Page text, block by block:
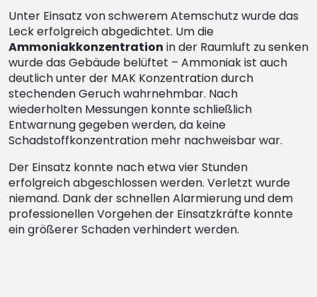
Unter Einsatz von schwerem Atemschutz wurde das
Leck erfolgreich abgedichtet. Um die
Ammoniakkonzentration in der Raumluft zu senken
wurde das Gebäude belüftet – Ammoniak ist auch
deutlich unter der MAK Konzentration durch
stechenden Geruch wahrnehmbar. Nach
wiederholten Messungen konnte schließlich
Entwarnung gegeben werden, da keine
Schadstoffkonzentration mehr nachweisbar war.
Der Einsatz konnte nach etwa vier Stunden
erfolgreich abgeschlossen werden. Verletzt wurde
niemand. Dank der schnellen Alarmierung und dem
professionellen Vorgehen der Einsatzkräfte konnte
ein größerer Schaden verhindert werden.